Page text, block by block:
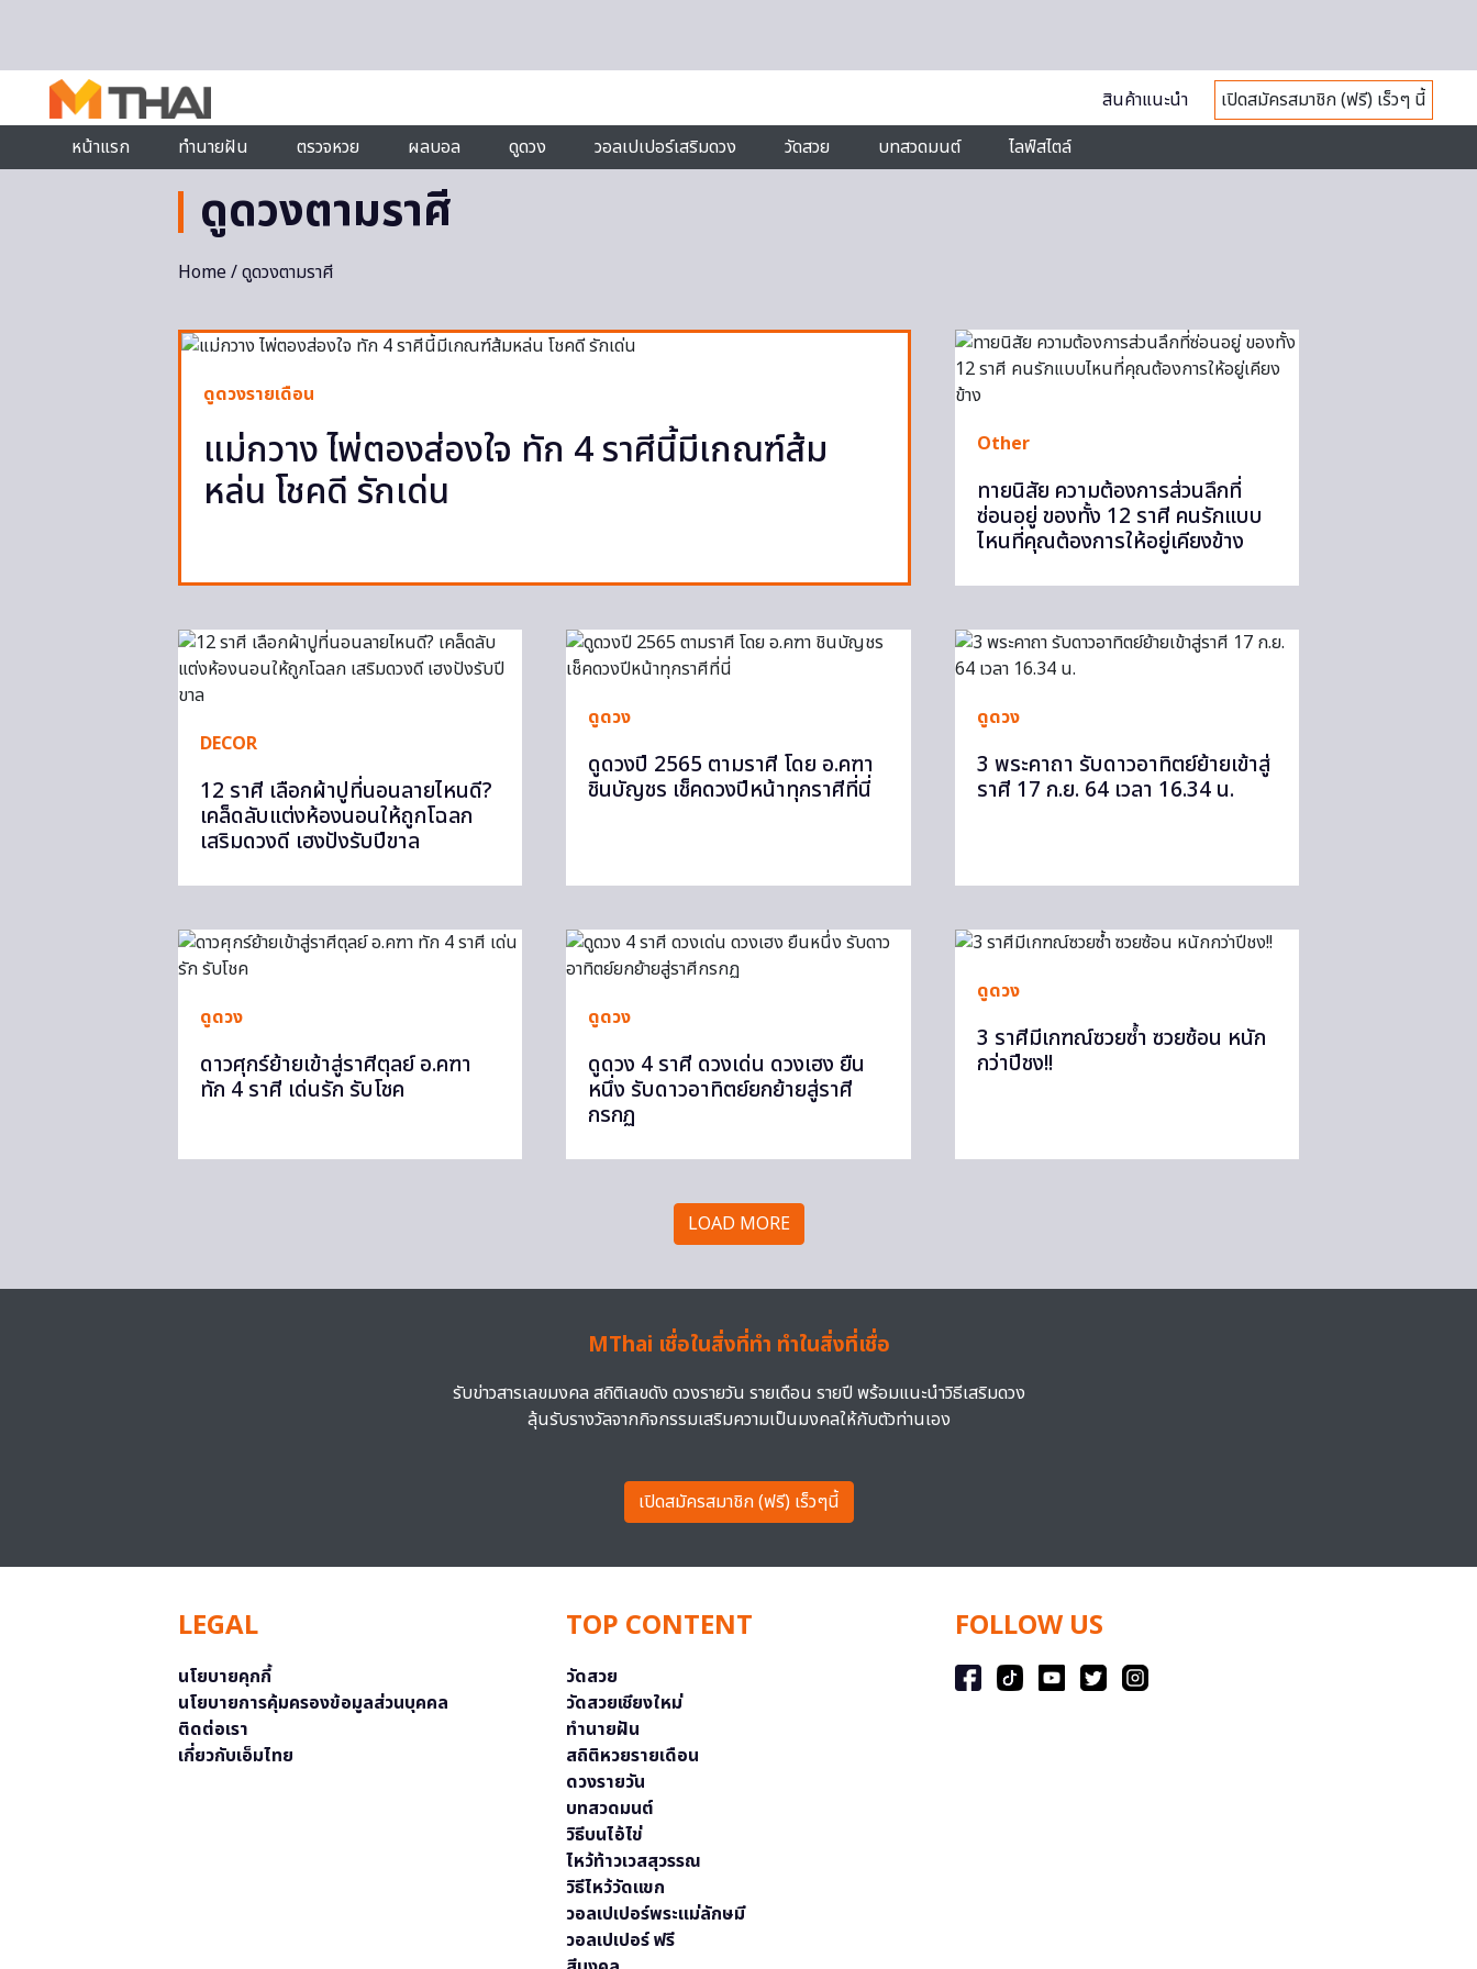
สินค้าแนะนำ
เปิดสมัครสมาชิก (ฟรี) เร็วๆ นี้
หน้าแรก
ทำนายฝัน ตรวจหวย ผลบอล ดูดวง วอลเปเปอร์เสริมดวง วัดสวย บทสวดมนต์ ไลฟ์สไตล์
ดูดวงตามราศี
Home/ ดูดวงตามราศี
ดูดวงรายเดือน
แม่กวาง ไพ่ตองส่องใจ ทัก 4 ราศีนี้มีเกณฑ์ส้ม
หล่น โชคดี รักเด่น
Other
ทายนิสัย ความต้องการส่วนลึกที่
ซ่อนอยู่ ของทั้ง 12 ราศี คนรักแบบ
ไหนที่คุณต้องการให้อยู่เคียงข้าง
DECOR
12 ราศี เลือกผ้าปูที่นอนลายไหนดี?
เคล็ดลับแต่งห้องนอนให้ถูกโฉลก
เสริมดวงดี เฮงปังรับปีขาล
ดูดวง
ดูดวงปี 2565 ตามราศี โดย อ.คฑา
ชินบัญชร เช็คดวงปีหน้าทุกราศีที่นี่
ดูดวง
3 พระคาถา รับดาวอาทิตย์ย้ายเข้าสู่
ราศี 17 ก.ย. 64 เวลา 16.34 น.
ดูดวง
ดาวศุกร์ย้ายเข้าสู่ราศีตุลย์ อ.คฑา
ทัก 4 ราศี เด่นรัก รับโชค
ดูดวง
ดูดวง 4 ราศี ดวงเด่น ดวงเฮง ยืน
หนึ่ง รับดาวอาทิตย์ยกย้ายสู่ราศี
กรกฏ
ดูดวง
3 ราศีมีเกฑณ์ซวยซ้ำ ซวยซ้อน หนัก
กว่าปีชง!!
LOAD MORE
MThai เชื่อในสิ่งที่ทำ ทำในสิ่งที่เชื่อ
รับข่าวสารเลขมงคล สถิติเลขดัง ดวงรายวัน รายเดือน รายปี พร้อมแนะนำวิธีเสริมดวง
ลุ้นรับรางวัลจากกิจกรรมเสริมความเป็นมงคลให้กับตัวท่านเอง
เปิดสมัครสมาชิก (ฟรี) เร็วๆนี้
LEGAL
นโยบายคุกกี้
นโยบายการคุ้มครองข้อมูลส่วนบุคคล
ติดต่อเรา
เกี่ยวกับเอ็มไทย
TOP CONTENT
วัดสวย
วัดสวยเชียงใหม่
ทำนายฝัน
สถิติหวยรายเดือน
ดวงรายวัน
บทสวดมนต์
วิธีบนไอ้ไข่
ไหว้ท้าวเวสสุวรรณ
วิธีไหว้วัดแขก
วอลเปเปอร์พระแม่ลักษมี
วอลเปเปอร์ ฟรี
FOLLOW US